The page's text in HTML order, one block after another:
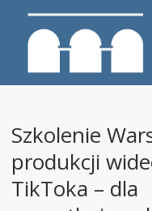
Szkolenie
produkcji
TikToka – dla